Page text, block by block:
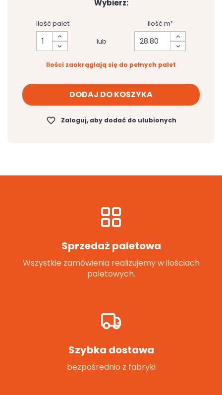
Wybierz:
Ilość palet
lub
Ilość m²
Ilości zaokrąglają się do pełnych palet
DODAJ DO KOSZYKA
favorite_border Zaloguj, aby dodać do ulubionych
Sprzedaż paletowa
Wszystkie zamówienia realizujemy w ilościach
paletowych.
Szybka dostawa
bezpośrednio z fabryki